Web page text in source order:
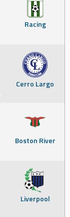
Racing
Cerro Largo
Boston River
Liverpool